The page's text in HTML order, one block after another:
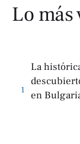
Lo más
1
La
en